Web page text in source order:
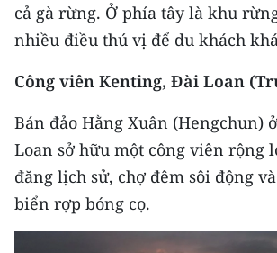
cả gà rừng. Ở phía tây là khu
nhiều điều thú vị để du khách
Công viên Kenting, Đài Loan
Bán đảo Hằng Xuân (Hengchun)
Loan sở hữu một công viên rộng
đăng lịch sử, chợ đêm sôi động
biển rợp bóng cọ.